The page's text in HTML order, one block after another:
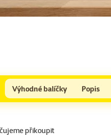
Výhodné balíčky Popis
přikoupit